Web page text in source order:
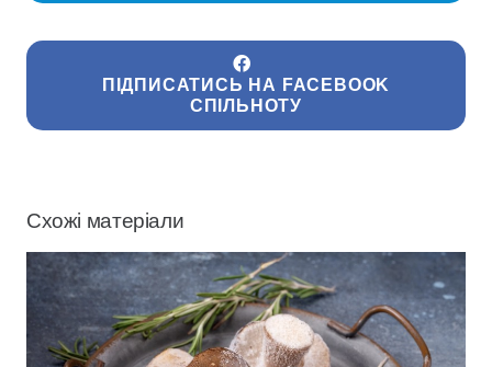
ПІДПИСАТИСЬ НА FACEBOOK
СПІЛЬНОТУ
Схожі матеріали